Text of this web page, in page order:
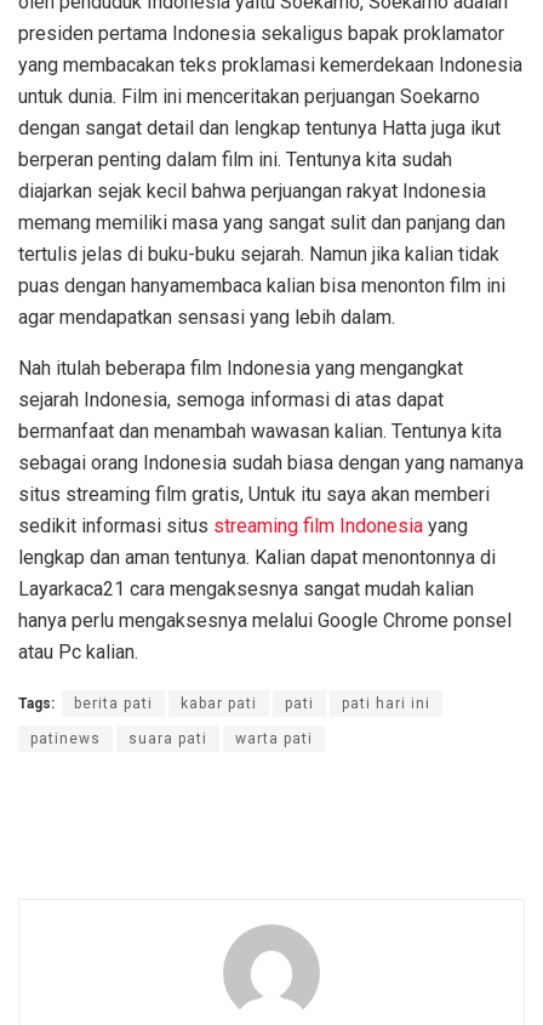
presiden pertama Indonesia sekaligus bapak proklamator
yang membacakan teks proklamasi kemerdekaan Indonesia
untuk dunia. Film ini menceritakan perjuangan Soekarno
dengan sangat detail dan lengkap tentunya Hatta juga ikut
berperan penting dalam film ini. Tentunya kita sudah
diajarkan sejak kecil bahwa perjuangan rakyat Indonesia
memang memiliki masa yang sangat sulit dan panjang dan
tertulis jelas di buku-buku sejarah. Namun jika kalian tidak
puas dengan hanyamembaca kalian bisa menonton film ini
agar mendapatkan sensasi yang lebih dalam.
Nah itulah beberapa film Indonesia yang mengangkat
sejarah Indonesia, semoga informasi di atas dapat
bermanfaat dan menambah wawasan kalian. Tentunya kita
sebagai orang Indonesia sudah biasa dengan yang namanya
situs streaming film gratis, Untuk itu saya akan memberi
sedikit informasi situs streaming film Indonesia yang
lengkap dan aman tentunya. Kalian dapat menontonnya di
Layarkaca21 cara mengaksesnya sangat mudah kalian
hanya perlu mengaksesnya melalui Google Chrome ponsel
atau Pc kalian.
Tags: berita pati kabar pati pati pati hari ini
patinews suara pati warta pati